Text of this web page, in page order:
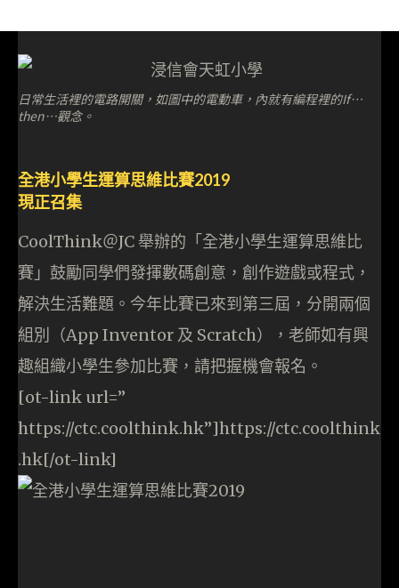
日常生活裡的電路開關，如圖中的電動車，內就有編程裡的If⋯
then⋯觀念。
全港小學生運算思維比賽2019
現正召集
CoolThink＠JC 舉辦的「全港小學生運算思維比
賽」鼓勵同學們發揮數碼創意，創作遊戲或程式，
解決生活難題。今年比賽已來到第三屆，分開兩個
組別（App Inventor 及 Scratch），老師如有興
趣組織小學生參加比賽，請把握機會報名。
[ot-link url=”
https://ctc.coolthink.hk”]https://ctc.coolthink
.hk[/ot-link]